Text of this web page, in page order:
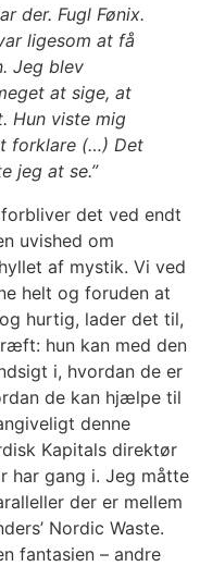
der. Fugl Fønix.
ligesom at få
Jeg blev
at sige, at
Hun viste mig
forklare (…) Det
jeg at se.”
det ved endt
uvished om
af mystik. Vi ved
helt og foruden at
hurtig, lader det til,
hun kan med den
i, hvordan de er
de kan hjælpe til
denne
Kapitals direktør
har gang i. Jeg måtte
der er mellem
Nordic Waste.
fantasien – andre